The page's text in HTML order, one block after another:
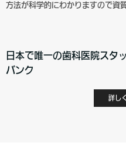
方法が科学的にわかりますので資
日本で唯一の歯科医院スタ
バンク
詳し